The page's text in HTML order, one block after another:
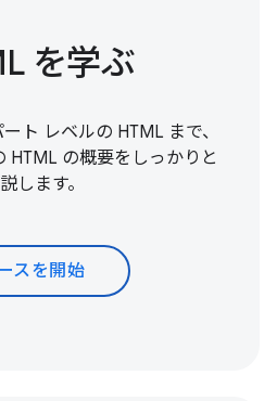
を学ぶ
ト レベルの HTML まで、
HTML の概要をしっかりと
します。
スを開始